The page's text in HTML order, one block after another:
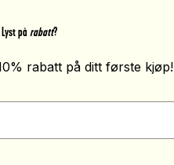
Lyst på rabatt?
rabatt på ditt første kjøp!